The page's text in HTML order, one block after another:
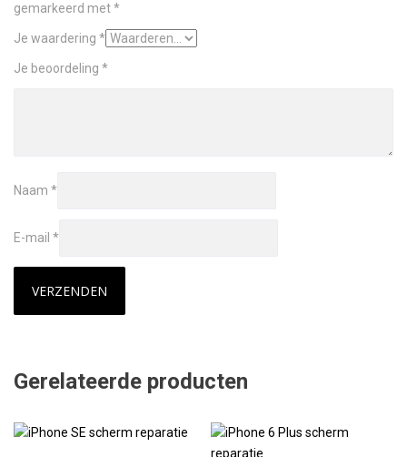
gemarkeerd met*
Je waardering *
Je beoordeling *
Naam *
E-mail *
Gerelateerde producten